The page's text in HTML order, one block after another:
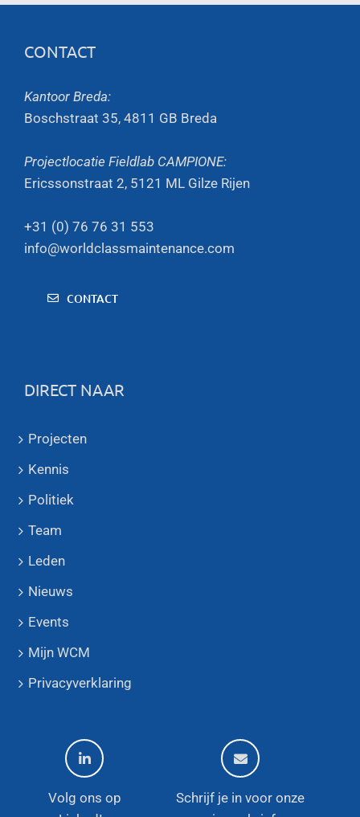
CONTACT
Kantoor Breda:
Boschstraat 35, 4811 GB Breda
Projectlocatie Fieldlab CAMPIONE:
Ericssonstraat 2, 5121 ML Gilze Rijen
+31 (0) 76 76 31 553
info@worldclassmaintenance.com
CONTACT
DIRECT NAAR
Projecten
Kennis
Politiek
Team
Leden
Nieuws
Events
Mijn WCM
Privacyverklaring
Volg ons op
Schrijf je in voor onze